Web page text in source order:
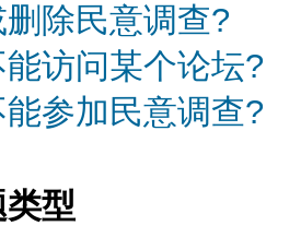
除民意调查?
访问某个论坛?
参加民意调查?
型